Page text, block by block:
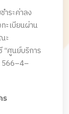
ำระค่าลง
ะเบียนผ่าน
ะ
ศูนย์บริการ
566–4–
ร